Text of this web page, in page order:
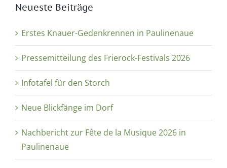
Neueste Beiträge
Erstes Knauer-Gedenkrennen in Paulinenaue
Pressemitteilung des Frierock-Festivals 2026
Infotafel für den Storch
Neue Blickfänge im Dorf
Nachbericht zur Fête de la Musique 2026 in
Paulinenaue